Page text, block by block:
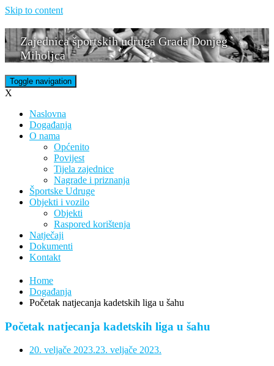
Skip to content
Zajednica športskih udruga Grada Donjeg
Miholjca
Toggle navigation
X
Naslovna
Događanja
O nama
Općenito
Povijest
Tijela zajednice
Nagrade i priznanja
Športske Udruge
Objekti i vozilo
Objekti
Raspored korištenja
Natječaji
Dokumenti
Kontakt
Home
Događanja
Početak natjecanja kadetskih liga u šahu
Početak natjecanja kadetskih liga u šahu
20. veljače 2023.23. veljače 2023.